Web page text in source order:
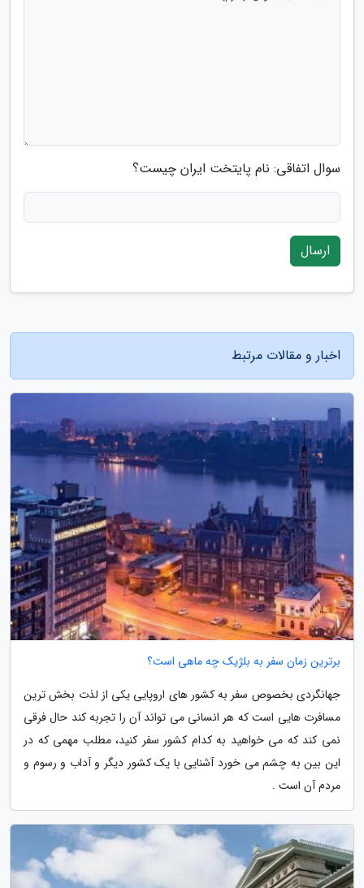
سوال اتفاقی: نام پایتخت ایران چیست؟
ارسال
اخبار و مقالات مرتبط
برترین زمان سفر به بلژیک چه ماهی است؟
جهانگردی بخصوص سفر به کشور های اروپایی یکی از لذت بخش ترین
مسافرت هایی است که هر انسانی می تواند آن را تجربه کند حال فرقی
نمی کند که می خواهید به کدام کشور سفر کنید، مطلب مهمی که در
این بین به چشم می خورد آشنایی با یک کشور دیگر و آداب و رسوم و
مردم آن است .